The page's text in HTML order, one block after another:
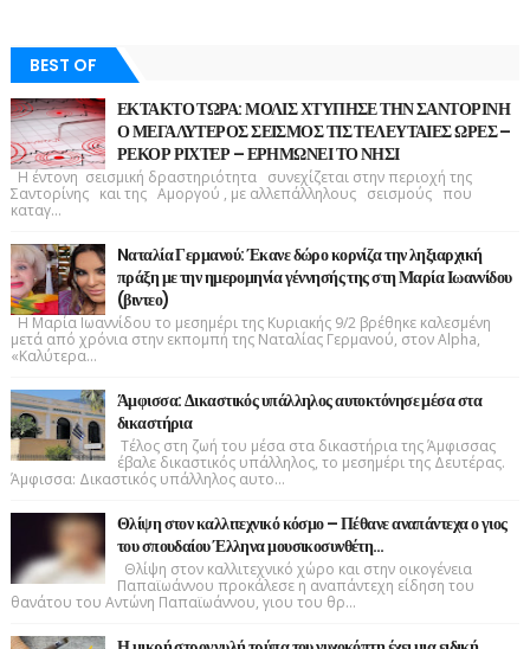
BEST OF
ΕΚΤΑΚΤΟ ΤΩΡΑ: ΜΟΛΙΣ ΧΤΥΠΗΣΕ ΤΗΝ ΣΑΝΤΟΡΙΝΗ
Ο ΜΕΓΑΛΥΤΕΡΟΣ ΣΕΙΣΜΟΣ ΤΙΣ ΤΕΛΕΥΤΑΙΕΣ ΩΡΕΣ –
ΡΕΚΟΡ ΡΙΧΤΕΡ – ΕΡΗΜΩΝΕΙ ΤΟ ΝΗΣΙ
Η έντονη σεισμική δραστηριότητα συνεχίζεται στην περιοχή της
Σαντορίνης και της Αμοργού , με αλλεπάλληλους σεισμούς που
καταγ...
Nαταλία Γερμανού: Έκανε δώρο κορνίζα την ληξιαρχική
πράξη με την ημερομηνία γέννησής της στη Μαρία Ιωαννίδου
(βιντεο)
Η Μαρία Ιωαννίδου το μεσημέρι της Κυριακής 9/2 βρέθηκε καλεσμένη
μετά από χρόνια στην εκπομπή της Ναταλίας Γερμανού, στον Alpha,
«Καλύτερα...
Άμφισσα: Δικαστικός υπάλληλος αυτοκτόνησε μέσα στα
δικαστήρια
Τέλος στη ζωή του μέσα στα δικαστήρια της Άμφισσας
έβαλε δικαστικός υπάλληλος, το μεσημέρι της Δευτέρας.
Άμφισσα: Δικαστικός υπάλληλος αυτο...
Θλίψη στον καλλιτεχνικό κόσμο – Πέθανε αναπάντεχα ο γιος
του σπουδαίου Έλληνα μουσικοσυνθέτη…
Θλίψη στον καλλιτεχνικό χώρο και στην οικογένεια
Παπαϊωάννου προκάλεσε η αναπάντεχη είδηση του
θανάτου του Αντώνη Παπαϊωάννου, γιου του θρ...